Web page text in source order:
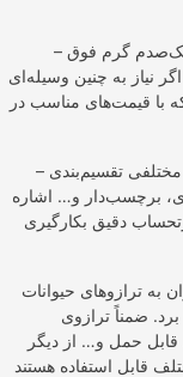
– ترازوی جواهرات. این نوع ترازوی وزن کشی دقت یک‌صدم گرم فوق
نیاز به چنین وسیله‌ای
با قیمت‌‌‌‌‌‌‌های مناسب در
– ترازوی فروشگاهی. این نوع ترازو به دسته‌بندی‌های مختلفی تقسیم‌بندی
برچسب‌دار و… اشاره
دقیق بکارگیری
به ترازوهای حیوانات
ضمناً ترازوی
حمل و… از دیگر